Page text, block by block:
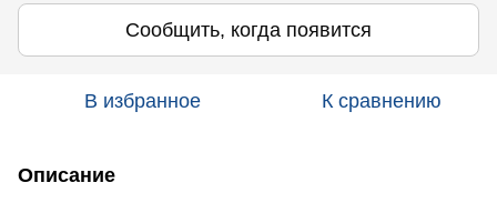
Сообщить, когда появится
В избранное К сравнению
Описание